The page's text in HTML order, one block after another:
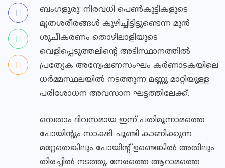
ബംഗളൂരു: നിരവധി പെണ്‍കുട്ടികളുടെ
മൃതശരീരങ്ങള്‍ കുഴിച്ചിട്ടിട്ടുണ്ടെന്ന മുന്‍
ശുചീകരണം തൊഴിലാളിയുടെ
വെളിപ്പെടുത്തലിന്റെ അടിസ്ഥാനത്തില്‍
പ്രത്യേക അന്വേഷണസംഘം കര്‍ണാടകയിലെ
ധര്‍മ്മസ്ഥലയില്‍ നടത്തുന്ന മണ്ണു മാറ്റിയുള്ള
പരിശോധന അവസാന ഘട്ടത്തിലേക്ക്.
ഒമ്പതാം ദിവസമായ ഇന്ന് പതിമൂന്നാമത്തെ
പോയിന്റും സാക്ഷി ചൂണ്ടി കാണിക്കുന്ന
മറ്റേതെങ്കിലും പോയിന്റ് ഉണ്ടെങ്കില്‍ അതിലും
തിരച്ചില്‍ നടത്തു. നേരത്തെ ആറാമത്തെ